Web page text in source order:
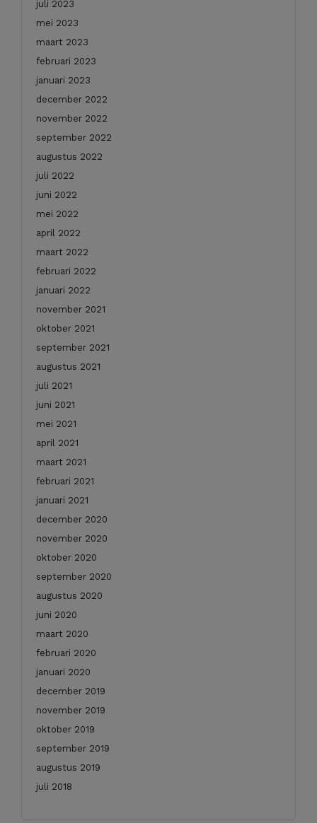
juli 2023
mei 2023
maart 2023
februari 2023
januari 2023
december 2022
november 2022
september 2022
augustus 2022
juli 2022
juni 2022
mei 2022
april 2022
maart 2022
februari 2022
januari 2022
november 2021
oktober 2021
september 2021
augustus 2021
juli 2021
juni 2021
mei 2021
april 2021
maart 2021
februari 2021
januari 2021
december 2020
november 2020
oktober 2020
september 2020
augustus 2020
juni 2020
maart 2020
februari 2020
januari 2020
december 2019
november 2019
oktober 2019
september 2019
augustus 2019
juli 2018